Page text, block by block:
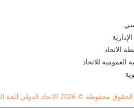
الاتحاد
العمومية للاتحاد
© 2026 الاتحاد الدولي للغة العربية